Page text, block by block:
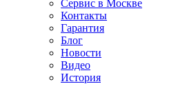
Сервис в Москве
Контакты
Гарантия
Блог
Новости
Видео
История